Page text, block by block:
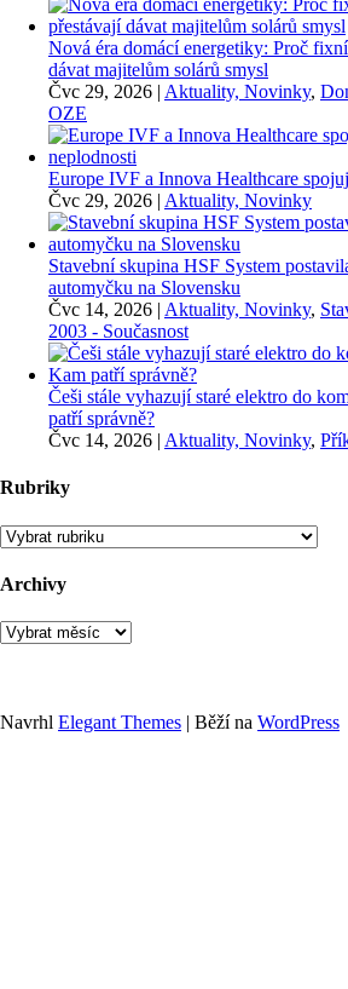
Nová éra domácí energetiky: Proč
dávat majitelům solárů smysl
Čvc 29, 2026 | Aktuality, Novinky,
OZE
Europe IVF a Innova Healthcare
Čvc 29, 2026 | Aktuality, Novinky
Stavební skupina HSF System
automyčku na Slovensku
Čvc 14, 2026 | Aktuality, Novinky,
2003 - Současnost
Češi stále vyhazují staré elektro do
patří správně?
Čvc 14, 2026 | Aktuality, Novinky,
Rubriky
Rubriky
Archivy
Archivy
Navrhl Elegant Themes | Běží na WordPress